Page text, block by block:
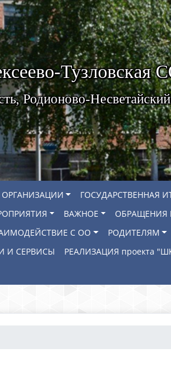
Тузловская
Родионово-
ГОСУДАРСТВЕННАЯ
ВАЖНОЕ ОБРАЩЕНИЯ
С ОО РОДИТЕЛЯМ
И СЕРВИСЫ
РЕАЛИЗАЦИЯ проекта